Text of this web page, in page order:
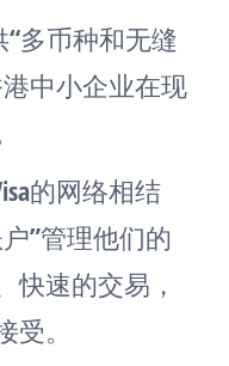
“多币种和无缝
中小企业在现
的网络相结
”管理他们的
快速的交易，
。